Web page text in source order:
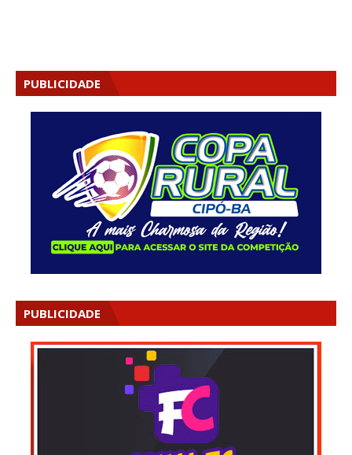
PUBLICIDADE
PUBLICIDADE